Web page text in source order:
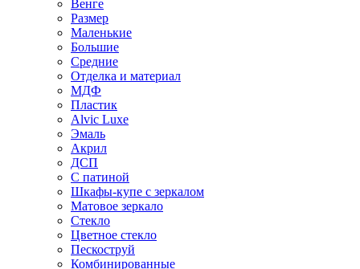
Венге
Размер
Маленькие
Большие
Средние
Отделка и материал
МДФ
Пластик
Alvic Luxe
Эмаль
Акрил
ДСП
С патиной
Шкафы-купе с зеркалом
Матовое зеркало
Стекло
Цветное стекло
Пескоструй
Комбинированные